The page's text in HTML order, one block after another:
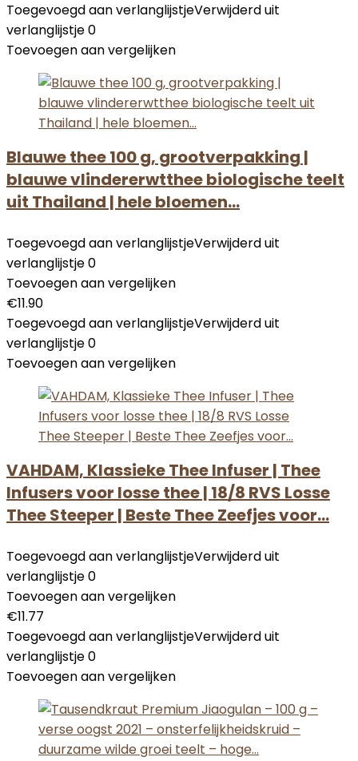
Toegevoegd aan verlanglijstjeVerwijderd uit
verlanglijstje0
Toevoegen aan vergelijken
Blauwe thee 100 g, grootverpakking |
blauwe vlindererwtthee biologische teelt
uit Thailand | hele bloemen…
Toegevoegd aan verlanglijstjeVerwijderd uit
verlanglijstje0
Toevoegen aan vergelijken
€11.90
Toegevoegd aan verlanglijstjeVerwijderd uit
verlanglijstje0
Toevoegen aan vergelijken
VAHDAM, Klassieke Thee Infuser | Thee
Infusers voor losse thee | 18/8 RVS Losse
Thee Steeper | Beste Thee Zeefjes voor…
Toegevoegd aan verlanglijstjeVerwijderd uit
verlanglijstje0
Toevoegen aan vergelijken
€11.77
Toegevoegd aan verlanglijstjeVerwijderd uit
verlanglijstje0
Toevoegen aan vergelijken